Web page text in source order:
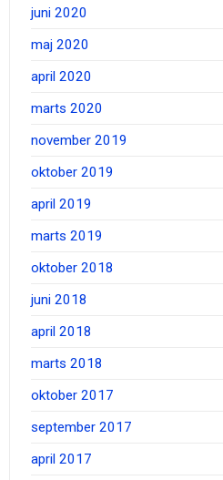
juni 2020
maj 2020
april 2020
marts 2020
november 2019
oktober 2019
april 2019
marts 2019
oktober 2018
juni 2018
april 2018
marts 2018
oktober 2017
september 2017
april 2017